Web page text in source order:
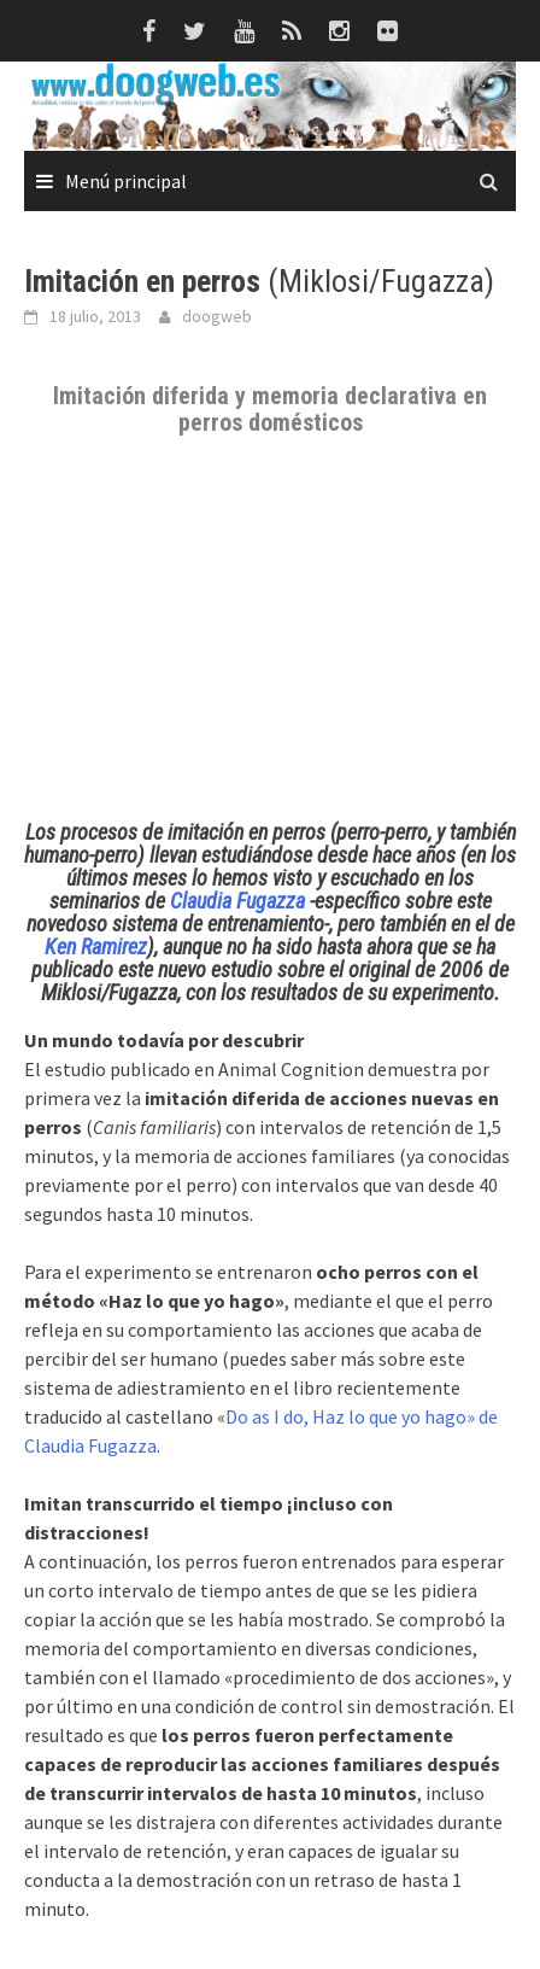
Menú principal
Imitación en perros (Miklosi/Fugazza)
18 julio, 2013 doogweb
Imitación diferida y memoria declarativa en
perros domésticos
Losprocesos de imitación en perros(perro-perro, y también
humano-perro) llevan estudiándose desde hace años (en los
últimos meses lo hemos visto y escuchado en los
seminarios deClaudia Fugazza-específico sobre este
novedoso sistema de entrenamiento-, pero también en el de
Ken Ramirez), aunque no ha sido hasta ahora que se ha
publicado este nuevo estudio sobre el original de 2006 de
Miklosi/Fugazza,con los resultados de su experimento.
Un mundo todavía por descubrir
El estudio publicado en Animal Cognition demuestra por
primera vez la imitación diferida de acciones nuevas en
perros (Canis familiaris) con intervalos de retención de 1,5
minutos, y la memoria de acciones familiares (ya conocidas
previamente por el perro) con intervalos que van desde 40
segundos hasta 10 minutos.
Para el experimento se entrenaron ocho perros con el
método «Haz lo que yo hago», mediante el que el perro
refleja en su comportamiento las acciones que acaba de
percibir del ser humano (puedes saber más sobre este
sistema de adiestramiento en el libro recientemente
traducido al castellano «Do as I do, Haz lo que yo hago» de
Claudia Fugazza.
Imitan transcurrido el tiempo ¡incluso con
distracciones!
A continuación, los perros fueron entrenados para esperar
un corto intervalo de tiempo antes de que se les pidiera
copiar la acción que se les había mostrado. Se comprobó la
memoria del comportamiento en diversas condiciones,
también con el llamado «procedimiento de dos acciones», y
por último en una condición de control sin demostración. El
resultado es que los perros fueron perfectamente
capaces de reproducir las acciones familiares después
de transcurrir intervalos de hasta 10 minutos, incluso
aunque se les distrajera con diferentes actividades durante
el intervalo de retención, y eran capaces de igualar su
conducta a la demostración con un retraso de hasta 1
minuto.